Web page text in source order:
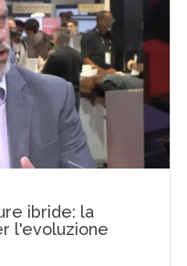
ibride: la
l'evoluzione